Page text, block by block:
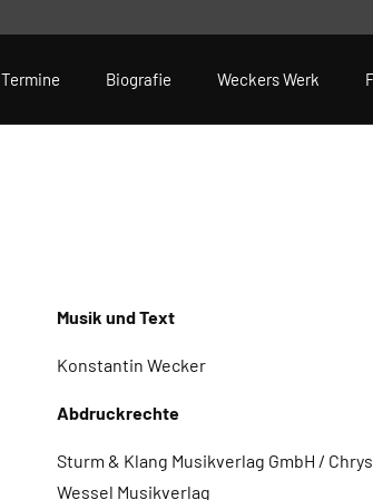
Termine Biografie Weckers Werk
Musik und Text
Konstantin Wecker
Abdruckrechte
Sturm & Klang Musikverlag GmbH /
Wessel Musikverlag